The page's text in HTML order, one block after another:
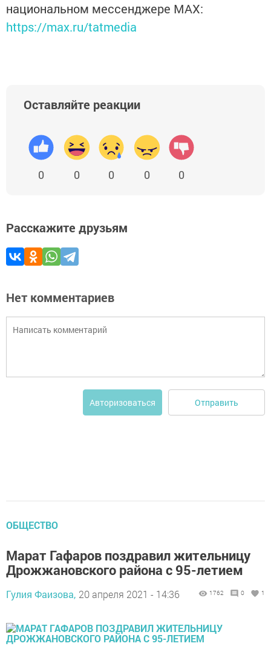
национальном мессенджере MАХ:
https://max.ru/tatmedia
Оставляйте реакции
0 0 0 0 0
Расскажите друзьям
Нет комментариев
Авторизоваться Отправить
ОБЩЕСТВО
Марат Гафаров поздравил жительницу
Дрожжановского района с 95-летием
Гулия Фаизова, 20 апреля 2021 - 14:36 1762 0 1